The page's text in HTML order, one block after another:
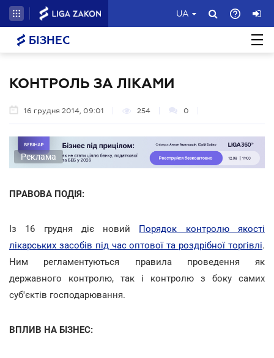
UA
БІЗНЕС
КОНТРОЛЬ ЗА ЛІКАМИ
16 грудня 2014, 09:01 254 0
Реклама
ПРАВОВА ПОДІЯ:
Із 16 грудня діє новий Порядок контролю якості
лікарських засобів під час оптової та роздрібної торгівлі.
Ним регламентуються правила проведення як
державного контролю, так і контролю з боку самих
суб'єктів господарювання.
ВПЛИВ НА БІЗНЕС: